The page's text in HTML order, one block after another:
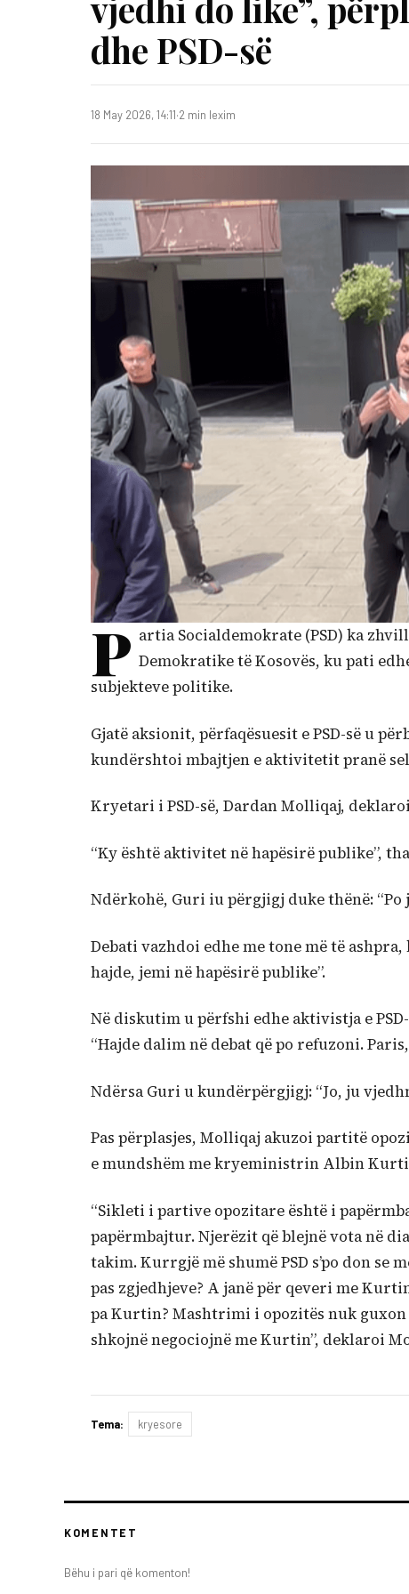
dhe PSD-së
18 May 2026, 14:11·2 min lexim
P artia Socialdemokrate (PSD) ka
Demokratike të Kosovës, ku pati
subjekteve politike.
Gjatë aksionit, përfaqësuesit e PSD-së u
kundërshtoi mbajtjen e aktivitetit pranë
Kryetari i PSD-së, Dardan Molliqaj,
“Ky është aktivitet në hapësirë publike”,
Ndërkohë, Guri iu përgjigj duke thënë: “Po
Debati vazhdoi edhe me tone më të
hajde, jemi në hapësirë publike”.
Në diskutim u përfshi edhe aktivistja e
“Hajde dalim në debat që po refuzoni.
Ndërsa Guri u kundërpërgjigj: “Jo, ju
Pas përplasjes, Molliqaj akuzoi partitë
e mundshëm me kryeministrin Albin Kurti
“Sikleti i partive opozitare është i
papërmbajtur. Njerëzit që blejnë vota në
takim. Kurrgjë më shumë PSD s’po don se
pas zgjedhjeve? A janë për qeveri me
pa Kurtin? Mashtrimi i opozitës nuk
shkojnë negociojnë me Kurtin”, deklaroi
Tema: kryesore
KOMENTET
Bëhu i pari që komenton!